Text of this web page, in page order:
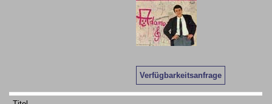
Verfügbarkeitsanfrage